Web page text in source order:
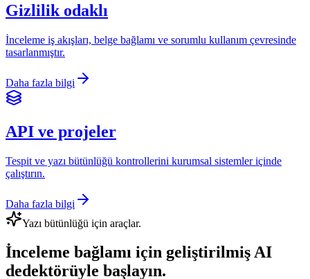
Gizlilik odaklı
İnceleme iş akışları, belge bağlamı ve sorumlu kullanım çevresinde
tasarlanmıştır.
Daha fazla bilgi
API ve projeler
Tespit ve yazı bütünlüğü kontrollerini kurumsal sistemler içinde
çalıştırın.
Daha fazla bilgi
Yazı bütünlüğü için araçlar.
İnceleme bağlamı için geliştirilmiş AI
dedektörüyle başlayın.